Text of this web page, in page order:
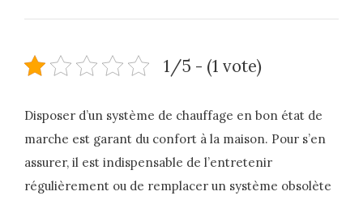
1/5 - (1 vote)
Disposer d’un système de chauffage en bon état de
marche est garant du confort à la maison. Pour s’en
assurer, il est indispensable de l’entretenir
régulièrement ou de remplacer un système obsolète